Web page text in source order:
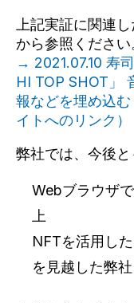
上記実証に関連
から参照ください
→ 2021.07.10 寿
HI TOP SHOT」
報などを埋め込
イトへのリンク）
弊社では、今後と
Webブラウザ
上
NFTを活用し
を見越した弊